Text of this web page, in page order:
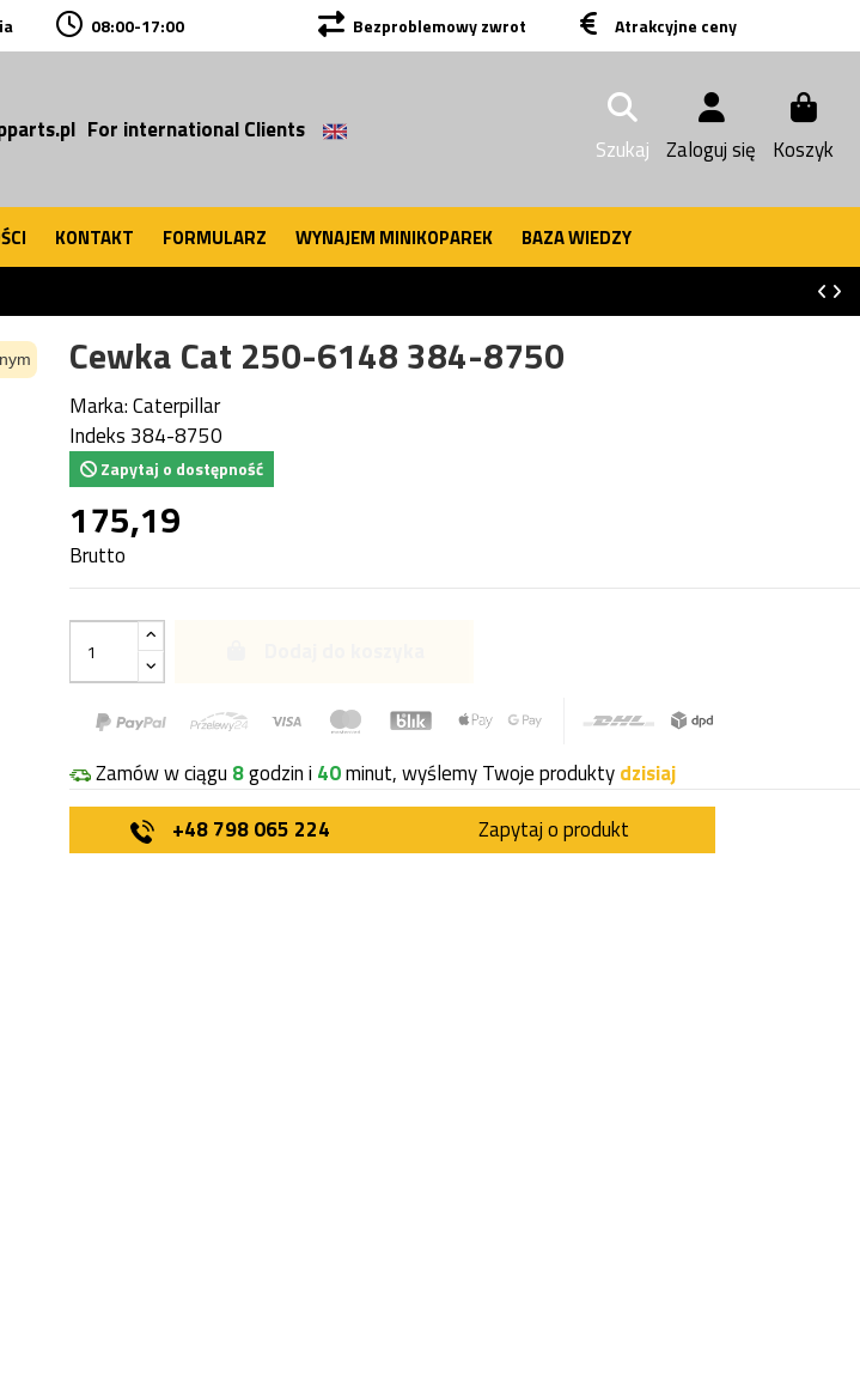
08:00-17:00 Bezproblemowy zwrot Atrakcyjne ceny
For international Clients
Szukaj Zaloguj się Koszyk
KONTAKT FORMULARZ WYNAJEM MINIKOPAREK BAZA WIEDZY
Cewka Cat 250-6148 384-8750
Marka:Caterpillar
Indeks 384-8750
Zapytaj o dostępność
175,19
Brutto
Zamów w ciągu 8godzin i 40minut, wyślemy Twoje produktydzisiaj
+48 798 065 224
Zapytaj o produkt